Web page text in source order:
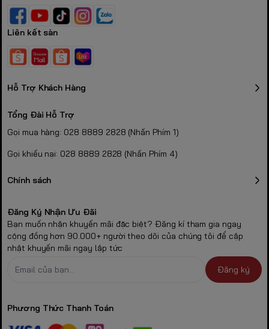
Liên kết sàn
Hỗ Trợ Khách Hàng
Tổng Đài Hỗ Trợ
Gọi mua hàng: 028 8889 2828 (Nhấn Phím 1)
Gọi khiếu nại: 028 8889 2828 (Nhấn Phím 4)
Chính sách
Đăng Ký Nhận Ưu Đãi
Bạn muốn nhận khuyến mãi đặc biệt? Đăng kí tham gia ngay
cộng đồng hơn 90.000+ người theo dõi của chúng tôi để cập
nhật khuyến mãi ngay lập tức
Đăng ký
Phương Thức Thanh Toán